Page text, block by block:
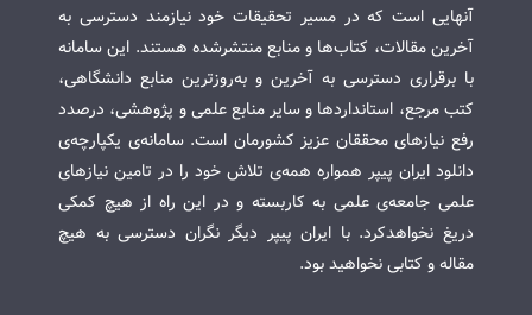
آنهایی است که در مسیر تحقیقات خود نیازمند دسترسی به
آخرین مقالات، کتاب‌ها و منابع منتشرشده هستند. این سامانه
با برقراری دسترسی به آخرین و به‌روزترین منابع دانشگاهی،
کتب مرجع، استانداردها و سایر منابع علمی و پژوهشی، درصدد
رفع نیازهای محققان عزیز کشورمان است. سامانه‌ی یکپارچه‌ی
دانلود ایران پیپر همواره همه‌ی تلاش خود را در تامین نیازهای
علمی جامعه‌ی علمی به کاربسته و در این راه از هیچ کمکی
دریغ نخواهدکرد. با ایران پیپر دیگر نگران دسترسی به هیچ
مقاله و کتابی نخواهید بود.